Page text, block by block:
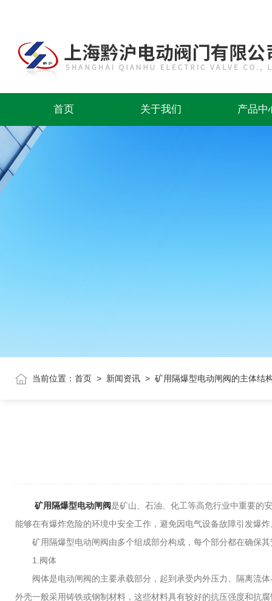
首页 关于我们 产品中
当前位置： 首页 > 新闻资讯 > 矿用隔爆型电动闸阀的主体结
矿用隔爆型电动闸阀是矿山、石油、化工等高危行业中重要的
能够在有爆炸危险的环境中安全工作，避免因电气设备故障引发爆炸
矿用隔爆型电动闸阀由多个组成部分构成，每个部分都在确保其
1.阀体
阀体是电动闸阀的主要承载部分，起到承受内外压力、隔离流体
外壳一般采用铸铁或钢制材料，这些材料具有较好的抗压强度和抗